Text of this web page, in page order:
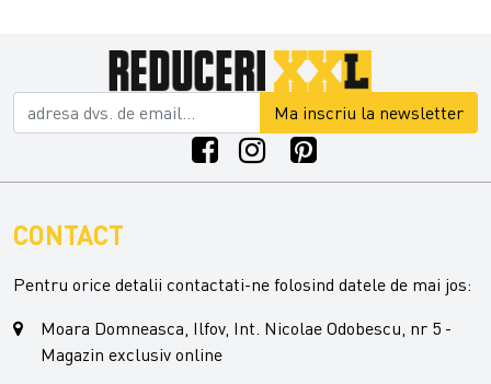
Ma inscriu la newsletter
CONTACT
Pentru orice detalii contactati-ne folosind datele de mai jos:
Moara Domneasca, Ilfov, Int. Nicolae Odobescu, nr 5 -
Magazin exclusiv online